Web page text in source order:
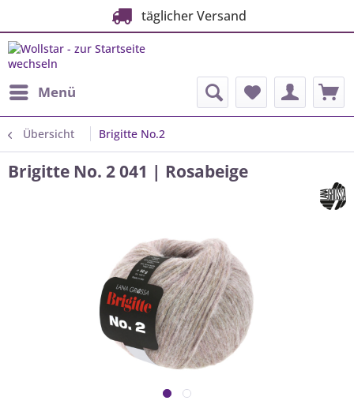
täglicher Versand
Menü
Übersicht Brigitte No.2
Brigitte No. 2 041 | Rosabeige